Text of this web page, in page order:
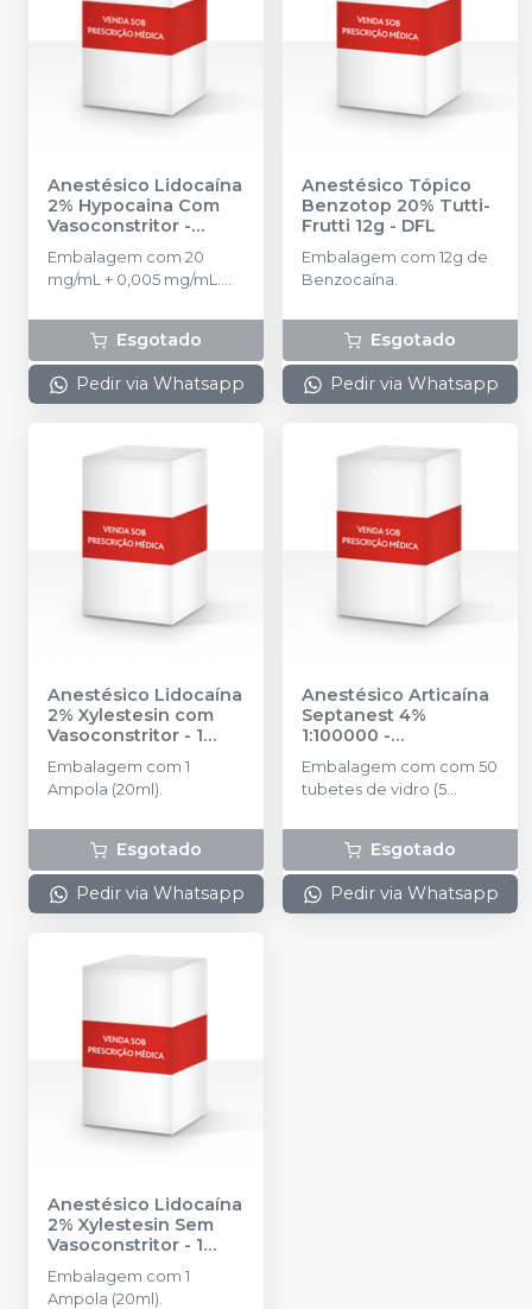
Anestésico Lidocaína
2% Hypocaina Com
Vasoconstritor -
HYPOFARMA
Embalagem com 20
mg/mL + 0,005 mg/mL.
Esgotado
Pedir via Whatsapp
Anestésico Tópico
Benzotop 20% Tutti-
Frutti 12g - DFL
Embalagem com 12g de
Benzocaína.
Esgotado
Pedir via Whatsapp
Anestésico Lidocaína
2% Xylestesin com
Vasoconstritor - 1
Ampola (20ml)
CRISTÁLIA
Embalagem com 1
Ampola (20ml).
Esgotado
Pedir via Whatsapp
Anestésico Articaína
Septanest 4%
1:100000 -
SEPTODONT
Embalagem com com 50
tubetes de vidro (5
unidades cada).
Esgotado
Pedir via Whatsapp
Anestésico Lidocaína
2% Xylestesin Sem
Vasoconstritor - 1
Ampola (20ml)
CRISTÁLIA
Embalagem com 1
Ampola (20ml).